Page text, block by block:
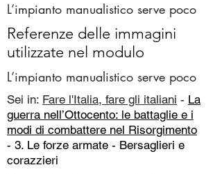
L’impianto manualistico serve poco
Referenze delle immagini
utilizzate nel modulo
L’impianto manualistico serve poco
Sei in: Fare l'Italia, fare gli italiani - La
guerra nell’Ottocento: le battaglie e i
modi di combattere nel Risorgimento
- 3. Le forze armate - Bersaglieri e
corazzieri